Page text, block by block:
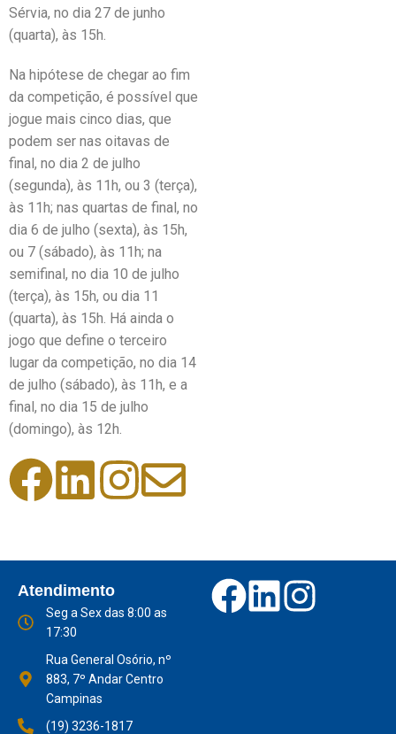
Sérvia, no dia 27 de junho
(quarta), às 15h.
Na hipótese de chegar ao fim
da competição, é possível que
jogue mais cinco dias, que
podem ser nas oitavas de
final, no dia 2 de julho
(segunda), às 11h, ou 3 (terça),
às 11h; nas quartas de final, no
dia 6 de julho (sexta), às 15h,
ou 7 (sábado), às 11h; na
semifinal, no dia 10 de julho
(terça), às 15h, ou dia 11
(quarta), às 15h. Há ainda o
jogo que define o terceiro
lugar da competição, no dia 14
de julho (sábado), às 11h, e a
final, no dia 15 de julho
(domingo), às 12h.
Atendimento
Seg a Sex das 8:00 as
17:30
Rua General Osório, nº
883, 7º Andar Centro
Campinas
(19) 3236-1817